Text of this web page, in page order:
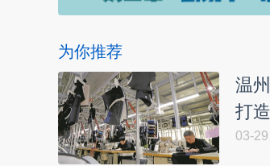
为你推荐
温
打
03-29